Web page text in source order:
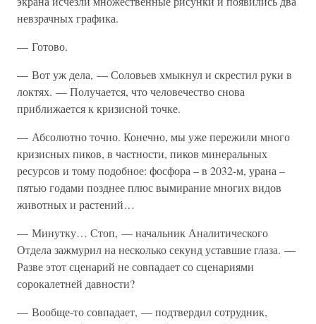
невзрачных графика.
— Готово.
— Вот уж дела, — Соловьев хмыкнул и скрестил руки в
локтях. — Получается, что человечество снова
приближается к кризисной точке.
— Абсолютно точно. Конечно, мы уже пережили много
кризисных пиков, в частности, пиков минеральных
ресурсов и тому подобное: фосфора – в 2032-м, урана –
пятью годами позднее плюс вымирание многих видов
животных и растений…
— Минутку… Стоп, — начальник Аналитического
Отдела зажмурил на несколько секунд уставшие глаза. —
Разве этот сценарий не совпадает со сценариями
сорокалетней давности?
— Вообще-то совпадает, — подтвердил сотрудник,